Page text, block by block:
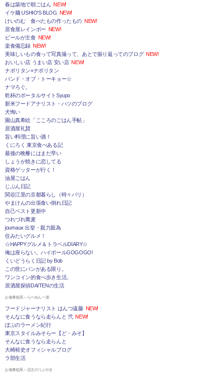
春は築地で朝ごはん NEW!
イケ麺 USHIO'S BLOG NEW!
けいのむ 食べたもの作ったもの NEW!
居食屋レインボー NEW!
ビールが主食 NEW!
楽食備忘録 NEW!
美味しいもの食って写真撮って、あとで振り返ってのブログ NEW!
おいしい店 うまい店 安い店 NEW!
ナポリタン×ナポリタン
バンド・オブ・トーキョー☆
ナマろぐ。
乾杯のポータルサイトSyupo
新米フードアナリスト・ハツのブログ
犬悔い
園山真希絵「こころのごはん手帖」
居酒屋礼賛
旨い料理に旨い酒！
くにろく 東京食べある記
最後の晩餐にはまだ早い
しょうが焼きに恋してる
資格ゲッターが行く！
油屋ごはん
じぶん日記
関谷江里の京都暮らし（時々パリ）
やまけんの出張食い倒れ日記
自己ベスト更新中
つれづれ蕎麦
journaux 出挙・親力親為
住みたいグルメ！
☆HAPPYグルメ＆トラベルDIARY☆
俺は座らない。ハイボールGOGOGO!
くいどうらく日記 by Bob
この世にパンがある限り。
ワンコイン的食べ歩き生活。
居酒屋探偵DAITENの生活
お食事処系～らーめん一派
フードジャーナリスト はんつ遠藤 NEW!
そんなに食うなら走らんと 弐 NEW!
ぼぶのラーメン紀行
東京スタイルみそらー【ど・みそ】
そんなに食うなら走らんと
大崎裕史オフィシャルブログ
ラ部生活
お食事処系～店主のつぶやき